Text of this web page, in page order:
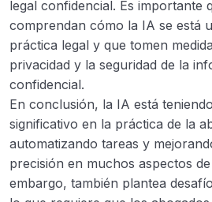
legal confidencial. Es importante
comprendan cómo la IA se está
práctica legal y que tomen
privacidad y la seguridad de la
confidencial.
En conclusión, la IA está
significativo en la práctica de la
automatizando tareas y
precisión en muchos aspectos
embargo, también plantea